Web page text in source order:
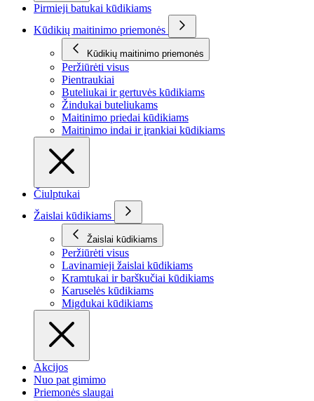
Pirmieji batukai kūdikiams
Kūdikių maitinimo priemonės
Kūdikių maitinimo priemonės
Peržiūrėti visus
Pientraukiai
Buteliukai ir gertuvės kūdikiams
Žindukai buteliukams
Maitinimo priedai kūdikiams
Maitinimo indai ir įrankiai kūdikiams
Čiulptukai
Žaislai kūdikiams
Žaislai kūdikiams
Peržiūrėti visus
Lavinamieji žaislai kūdikiams
Kramtukai ir barškučiai kūdikiams
Karuselės kūdikiams
Migdukai kūdikiams
Akcijos
Nuo pat gimimo
Priemonės slaugai